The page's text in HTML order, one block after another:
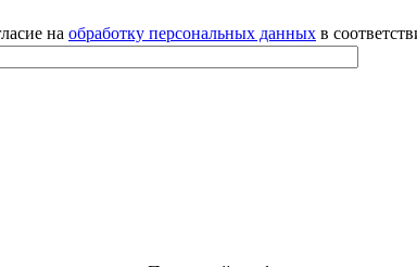
на обработку персональных данных в